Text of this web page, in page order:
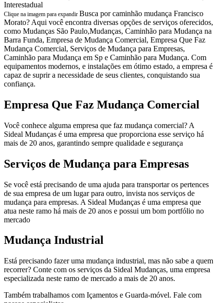
Clique na imagem para expandir Busca por caminhão mudança Francisco
Morato? Aqui você encontra diversas opções de serviços oferecidos,
como Mudanças São Paulo,Mudanças, Caminhão para Mudança na
Barra Funda, Empresa de Mudança Comercial, Empresa Que Faz
Mudança Comercial, Serviços de Mudança para Empresas,
Caminhão para Mudança em Sp e Caminhão para Mudança. Com
equipamentos modernos, e instalações em ótimo estado, a empresa é
capaz de suprir a necessidade de seus clientes, conquistando sua
confiança.
Empresa Que Faz Mudança Comercial
Você conhece alguma empresa que faz mudança comercial? A
Sideal Mudanças é uma empresa que proporciona esse serviço há
mais de 20 anos, garantindo sempre qualidade e segurança
Serviços de Mudança para Empresas
Se você está precisando de uma ajuda para transportar os pertences
de sua empresa de um lugar para outro, invista nos serviços de
mudança para empresas. A Sideal Mudanças é uma empresa que
atua neste ramo há mais de 20 anos e possui um bom portfólio no
mercado
Mudança Industrial
Está precisando fazer uma mudança industrial, mas não sabe a quem
recorrer? Conte com os serviços da Sideal Mudanças, uma empresa
especializada neste ramo de mercado a mais de 20 anos.
Também trabalhamos com Içamentos e Guarda-móvel. Fale com